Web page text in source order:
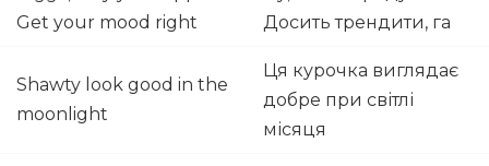
Get your mood right
Досить трендити, га
Shawty look good in the
moonlight
Ця курочка виглядає
добре при світлі
місяця